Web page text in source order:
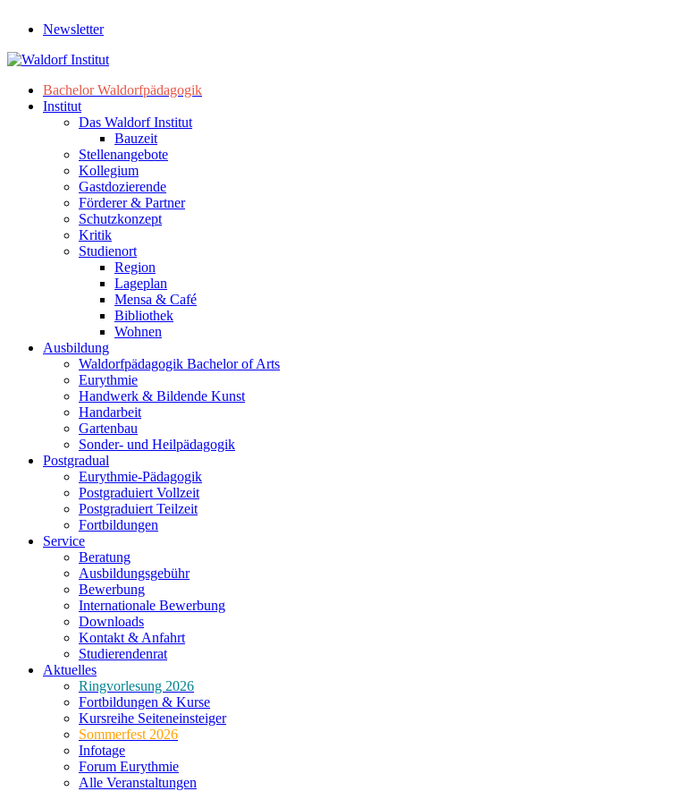
Newsletter
Bachelor Waldorfpädagogik
Institut
Das Waldorf Institut
Bauzeit
Stellenangebote
Kollegium
Gastdozierende
Förderer & Partner
Schutzkonzept
Kritik
Studienort
Region
Lageplan
Mensa & Café
Bibliothek
Wohnen
Ausbildung
Waldorfpädagogik Bachelor of Arts
Eurythmie
Handwerk & Bildende Kunst
Handarbeit
Gartenbau
Sonder- und Heilpädagogik
Postgradual
Eurythmie-Pädagogik
Postgraduiert Vollzeit
Postgraduiert Teilzeit
Fortbildungen
Service
Beratung
Ausbildungsgebühr
Bewerbung
Internationale Bewerbung
Downloads
Kontakt & Anfahrt
Studierendenrat
Aktuelles
Ringvorlesung 2026
Fortbildungen & Kurse
Kursreihe Seiteneinsteiger
Sommerfest 2026
Infotage
Forum Eurythmie
Alle Veranstaltungen